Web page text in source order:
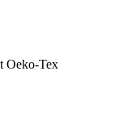
Oeko-Tex